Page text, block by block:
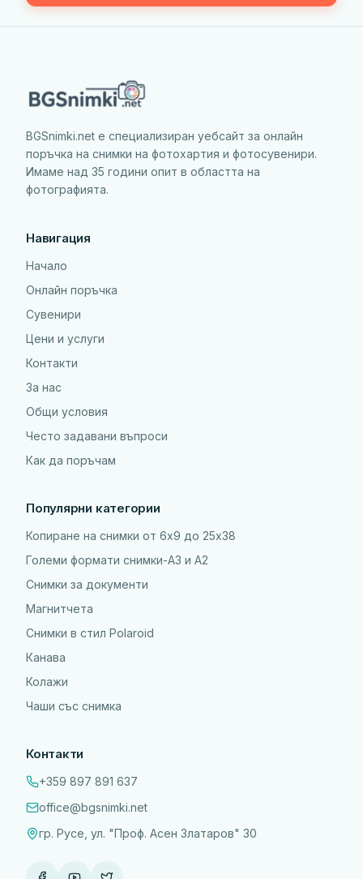
BGSnimki.net е специализиран уебсайт за онлайн
поръчка на снимки на фотохартия и фотосувенири.
Имаме над 35 години опит в областта на
фотографията.
Навигация
Начало
Онлайн поръчка
Сувенири
Цени и услуги
Контакти
За нас
Общи условия
Често задавани въпроси
Как да поръчам
Популярни категории
Копиране на снимки от 6x9 до 25х38
Големи формати снимки-А3 и А2
Снимки за документи
Магнитчета
Снимки в стил Polaroid
Канава
Колажи
Чаши със снимка
Контакти
+359 897 891 637
office@bgsnimki.net
гр. Русе, ул. "Проф. Асен Златаров" 30